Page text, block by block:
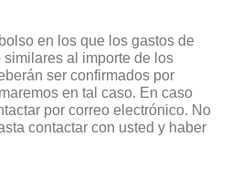
en los que los gastos de
al importe de los
ser confirmados por
en tal caso. En caso
por correo electrónico. No
contactar con usted y haber